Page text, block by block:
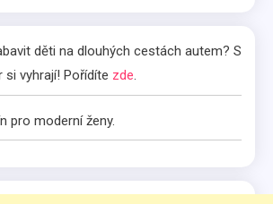
děti na dlouhých cestách autem? S
si vyhrají! Pořídíte zde.
pro moderní ženy.